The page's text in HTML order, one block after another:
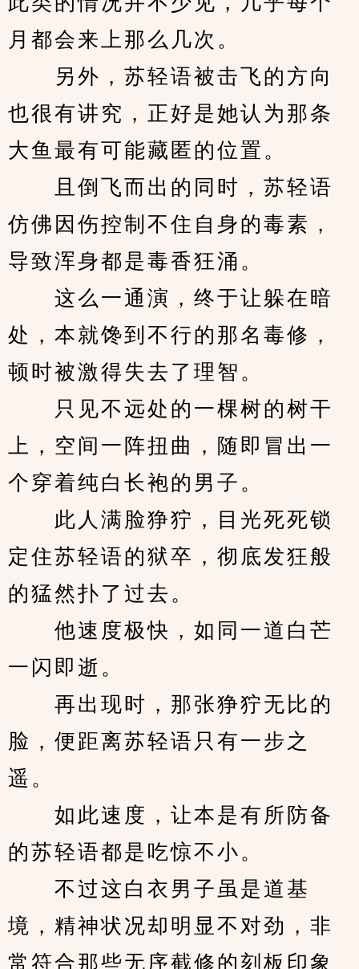
月都会来上那么几次。
另外，苏轻语被击飞的方向
也很有讲究，正好是她认为那条
大鱼最有可能藏匿的位置。
且倒飞而出的同时，苏轻语
仿佛因伤控制不住自身的毒素，
导致浑身都是毒香狂涌。
这么一通演，终于让躲在暗
处，本就馋到不行的那名毒修，
顿时被激得失去了理智。
只见不远处的一棵树的树干
上，空间一阵扭曲，随即冒出一
个穿着纯白长袍的男子。
此人满脸狰狞，目光死死锁
定住苏轻语的狱卒，彻底发狂般
的猛然扑了过去。
他速度极快，如同一道白芒
一闪即逝。
再出现时，那张狰狞无比的
脸，便距离苏轻语只有一步之
遥。
如此速度，让本是有所防备
的苏轻语都是吃惊不小。
不过这白衣男子虽是道基
境，精神状况却明显不对劲，非
常符合那些无序截修的刻板印象